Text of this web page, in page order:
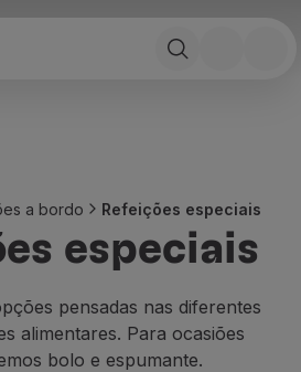
a bordo Refeições especiais
especiais
pensadas nas diferentes
alimentares. Para ocasiões
bolo e espumante.